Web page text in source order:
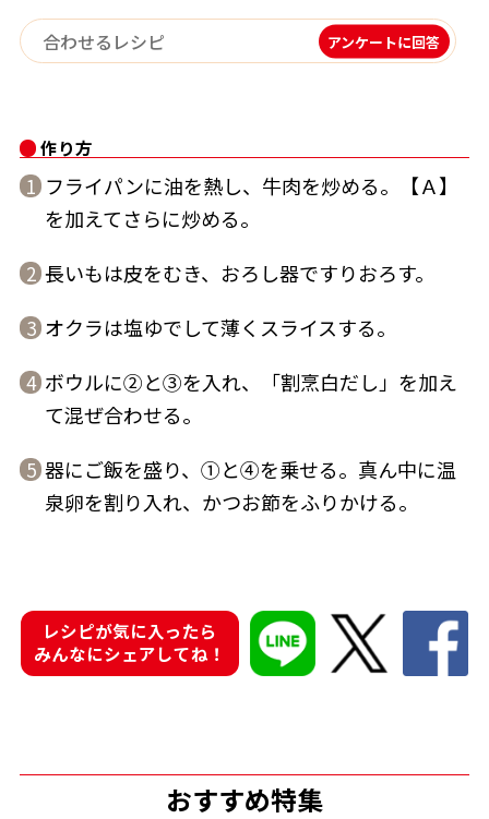
『踊り節』
だしパック
だし粉
おすすめサイト
氷熟®︎
アンケートに回答
作り方
1 フライパンに油を熱し、牛肉を炒める。【Ａ】
を加えてさらに炒める。
2 長いもは皮をむき、おろし器ですりおろす。
3 オクラは塩ゆでして薄くスライスする。
4 ボウルに②と③を入れ、「割烹白だし」を加え
て混ぜ合わせる。
5 器にご飯を盛り、①と④を乗せる。真ん中に温
泉卵を割り入れ、かつお節をふりかける。
レシピが気に入ったら
みんなにシェアしてね！
おすすめ特集